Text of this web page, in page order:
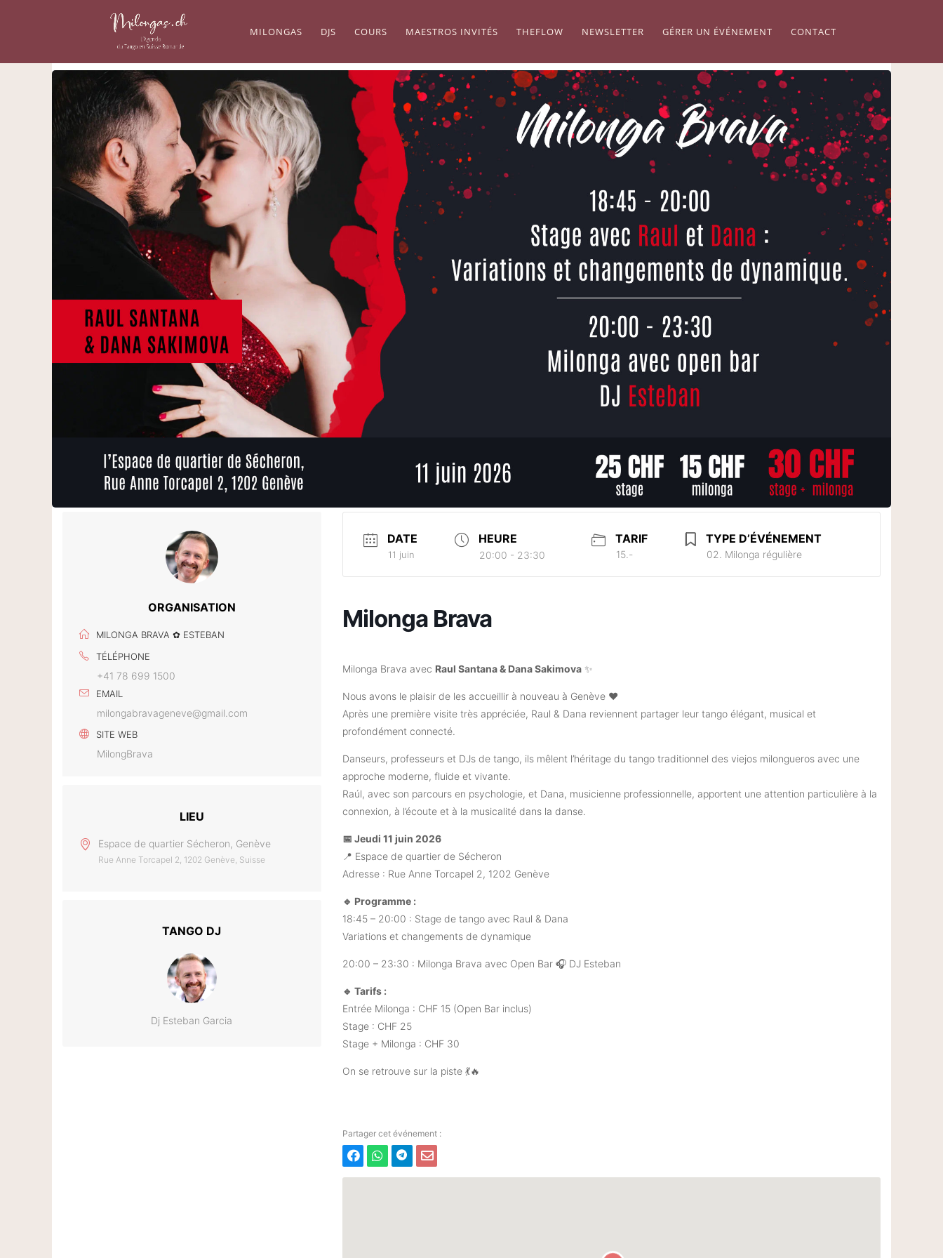
MILONGAS DJS COURS MAESTROS INVITÉS THEFLOW NEWSLETTER GÉRER UN ÉVÉNEMENT CONTACT
ORGANISATION
MILONGA BRAVA ✿ ESTEBAN
TÉLÉPHONE
+41 78 699 1500
EMAIL
milongabravageneve@gmail.com
SITE WEB
MilongBrava
LIEU
Espace de quartier Sécheron, Genève
Rue Anne Torcapel 2, 1202 Genève, Suisse
TANGO DJ
Dj Esteban Garcia
DATE
11 juin
HEURE
20:00 - 23:30
TARIF
15.-
TYPE D’ÉVÉNEMENT
02. Milonga régulière
Milonga Brava
Milonga Brava avec Raul Santana & Dana Sakimova✨
Nous avons le plaisir de les accueillir à nouveau à Genève ❤️
Après une première visite très appréciée, Raul & Dana reviennent partager leur tango élégant, musical et
profondément connecté.
Danseurs, professeurs et DJs de tango, ils mêlent l’héritage du tango traditionnel des viejos milongueros avec une
approche moderne, fluide et vivante.
Raúl, avec son parcours en psychologie, et Dana, musicienne professionnelle, apportent une attention particulière à la
connexion, à l’écoute et à la musicalité dans la danse.
📅 Jeudi 11 juin 2026
📍 Espace de quartier de Sécheron
Adresse : Rue Anne Torcapel 2, 1202 Genève
🔹 Programme :
18:45 – 20:00 : Stage de tango avec Raul & Dana
Variations et changements de dynamique
20:00 – 23:30 : Milonga Brava avec Open Bar 🎧 DJ Esteban
🔹 Tarifs :
Entrée Milonga : CHF 15 (Open Bar inclus)
Stage : CHF 25
Stage + Milonga : CHF 30
On se retrouve sur la piste 💃🔥